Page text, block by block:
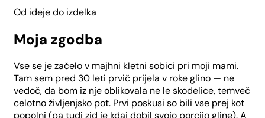
Od ideje do izdelka
Moja zgodba
Vse se je začelo v majhni kletni sobici pri moji mami.
Tam sem pred 30 leti prvič prijela v roke glino — ne
vedoč, da bom iz nje oblikovala ne le skodelice, temveč
celotno življenjsko pot. Prvi poskusi so bili vse prej kot